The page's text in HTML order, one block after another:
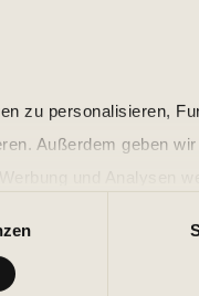
zu personalisieren,
Außerdem geben